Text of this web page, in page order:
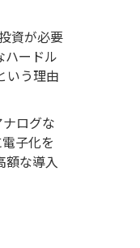
資が必要
ハードル
いう理由
ログな
子化を
額な導入